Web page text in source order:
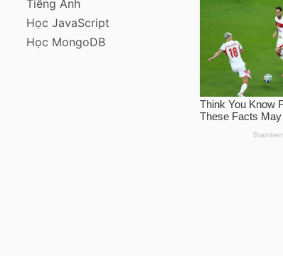
Tiếng Anh
Học JavaScript
Học MongoDB